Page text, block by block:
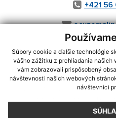
Súbory cookie a ďalšie technológie
vášho zážitku z prehliadania našich
vám zobrazovali prispôsobený
návštevnosti našich webových
návštevníci
+421 56
využite možnosť získavania
CMS systém (redakčný) systém
webex.digital, s.r.o.,